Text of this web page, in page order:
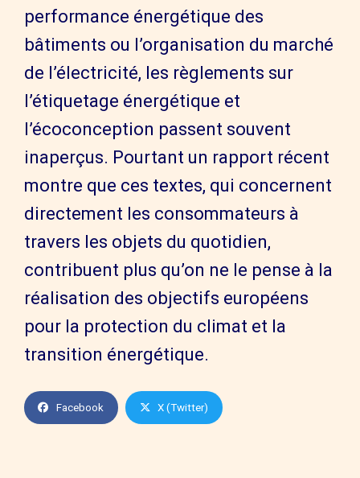
performance énergétique des
bâtiments ou l’organisation du marché
de l’électricité, les règlements sur
l’étiquetage énergétique et
l’écoconception passent souvent
inaperçus. Pourtant un rapport récent
montre que ces textes, qui concernent
directement les consommateurs à
travers les objets du quotidien,
contribuent plus qu’on ne le pense à la
réalisation des objectifs européens
pour la protection du climat et la
transition énergétique.
Facebook X (Twitter)